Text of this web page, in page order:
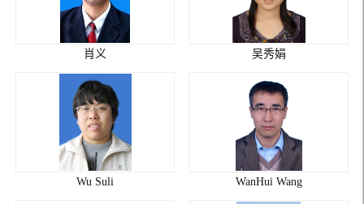
肖义 吴秀娟
Wu Suli WanHui Wang